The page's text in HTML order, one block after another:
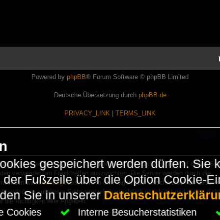
Powered by phpBB® Forum Software © phpBB Limited
Deutsche Übersetzung durch phpBB.de
PRIVACY_LINK TERMS_LINK
Wir sind nicht kommerziell und die Banner auf dieser
verwendet um Freaktreffen auszurichten. Die Server werden durch die
wirHomepageEasy. Wenn Ihr Fragen oder Beschwerden zu
auf dieser Seite sind urheberrechtlich geschützt und dürfen
die Richtigkeit aller Angaben.
gespeichert werden dürfen. Sie
Fußzeile über die Option Cookie-
Sie in unserer
Cookies Interne Besucherstatistiken